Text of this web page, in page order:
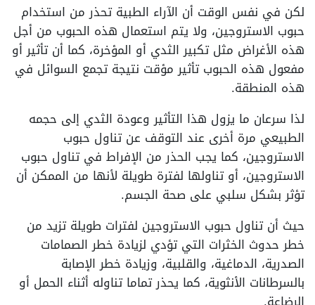
لكن في نفس الوقت أن الآراء الطبية تحذر من استخدام
حبوب الاستروجين، ولا يتم استعمال هذه الحبوب من أجل
هذه الأغراض مثل تكبير الثدي أو المؤخرة، كما أن تأثير أو
مفعول هذه الحبوب تأثير مؤقت نتيجة تجمع السوائل في
هذه المنطقة.
لذا سرعان ما يزول هذا التأثير وعودة الثدي إلى حجمه
الطبيعي مرة أخرى عند التوقف عن تناول حبوب
الاستروجين، كما يجب الحذر من الإفراط في تناول حبوب
الاستروجين، أو تناولها لفترة طويلة لأنها من الممكن أن
تؤثر بشكل سلبي على صحة الجسم.
حيث أن تناول حبوب الاستروجين لفترات طويلة تزيد من
خطر حدوث الخثرات التي تؤدي لزيادة خطر الصمامات
الصدرية، الدماغية، والقلبية، وزيادة خطر الإصابة
بالسرطانات الأنثوية، كما يحذر تماما تناوله أثناء الحمل أو